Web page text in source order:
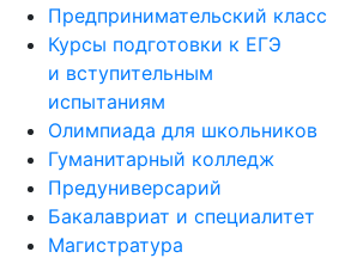
Предпринимательский класс
Курсы подготовки к ЕГЭ
и вступительным
испытаниям
Олимпиада для школьников
Гуманитарный колледж
Предуниверсарий
Бакалавриат и специалитет
Магистратура